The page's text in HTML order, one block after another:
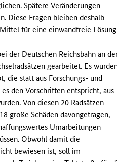
Spätere Veränderungen
Diese Fragen bleiben deshalb
für eine einwandfreie Lösung
der Deutschen Reichsbahn an
gearbeitet. Es
die statt aus Forschungs- und
den Vorschriften entspricht, aus
Von diesen 20 Radsätzen
große Schäden davongetragen,
Umarbeitungen
Obwohl damit die
bewiesen ist, soll im